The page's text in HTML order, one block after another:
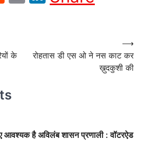
के
रोहतास डी एस ओ ने नस काट कर
ख़ुदकुशी की
⟶
आवश्यक है अविलंब शासन प्रणाली : वॉटरऐड